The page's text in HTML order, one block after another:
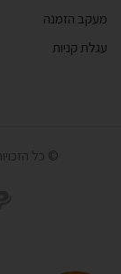
מעקב הזמנה
עגלת קניות
© כל